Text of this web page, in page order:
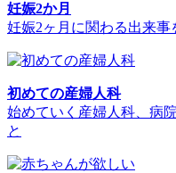
妊娠2か月
妊娠2ヶ月に関わる出来事
初めての産婦人科
始めていく産婦人科、病
と